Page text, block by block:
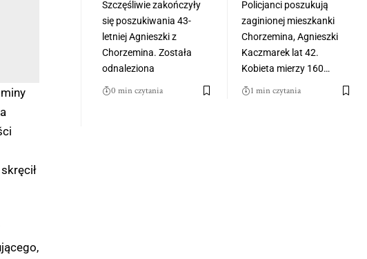
Szczęśliwie zakończyły
się poszukiwania 43-
letniej Agnieszki z
Chorzemina. Została
odnaleziona
0 min czytania
Policjanci poszukują
zaginionej mieszkanki
Chorzemina, Agnieszki
Kaczmarek lat 42.
Kobieta mierzy 160…
1 min czytania